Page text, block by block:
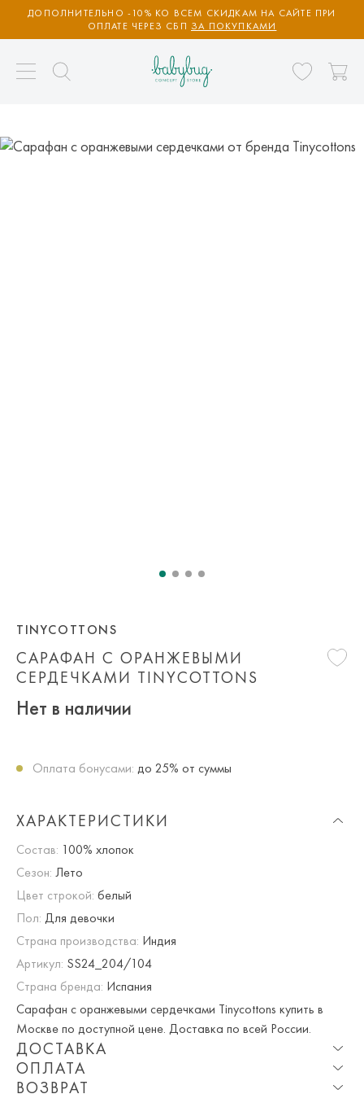
ДОПОЛНИТЕЛЬНО -10% КО ВСЕМ СКИДКАМ НА САЙТЕ ПРИ
ОПЛАТЕ ЧЕРЕЗ СБП ЗА ПОКУПКАМИ
САРАФАН С ОРАНЖЕВЫМИ
СЕРДЕЧКАМИ TINYCOTTONS
TINYCOTTONS
Нет в наличии
Оплата бонусами: до 25% от суммы
ХАРАКТЕРИСТИКИ
Состав: 100% хлопок
Сезон: Лето
Цвет строкой: белый
Пол: Для девочки
Страна производства: Индия
Артикул: SS24_204/104
Страна бренда: Испания
Сарафан с оранжевыми сердечками Tinycottons купить в
Москве по доступной цене. Доставка по всей России.
ДОСТАВКА
Опция частичная доставка и примерка доступна для
ОПЛАТА
ВОЗВРАТ